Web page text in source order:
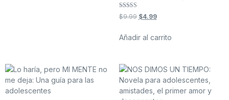
Valorado con
5.00
$9.99 $4.99
Añadir al carrito